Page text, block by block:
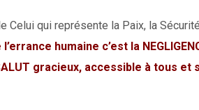
Celui qui représente la Paix, la
humaine c’est la
gracieux, accessible à tous et